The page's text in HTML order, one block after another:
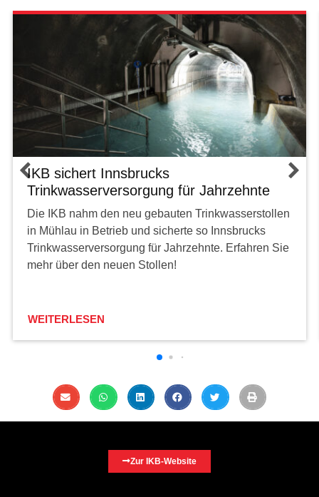
IKB sichert Innsbrucks
Trinkwasserversorgung für Jahrzehnte
Die IKB nahm den neu gebauten Trinkwasserstollen
in Mühlau in Betrieb und sicherte so Innsbrucks
Trinkwasserversorgung für Jahrzehnte. Erfahren Sie
mehr über den neuen Stollen!
WEITERLESEN
Zur IKB-Website